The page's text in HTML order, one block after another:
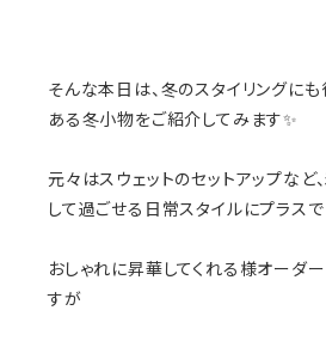
そんな本日は、冬のスタイリングに
ある冬小物をご紹介してみます✨
元々はスウェットのセットアップなど
して過ごせる日常スタイルにプラスで
おしゃれに昇華してくれる様オーダ
すが